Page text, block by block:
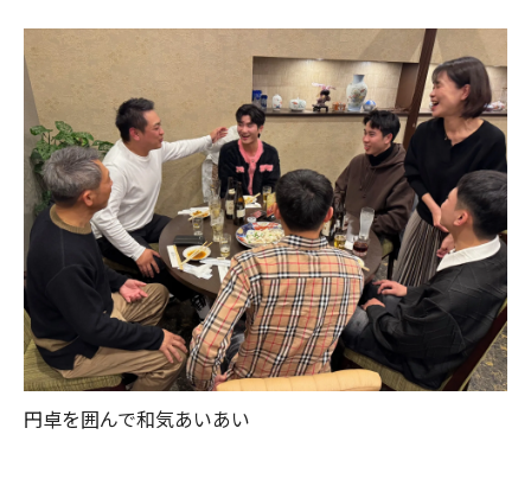
円卓を囲んで和気あいあい